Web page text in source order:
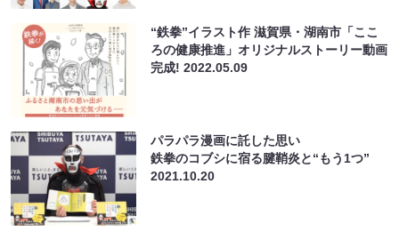
“鉄拳”イラスト作 滋賀県・湖南市「ここ
ろの健康推進」オリジナルストーリー動画
完成!2022.05.09
パラパラ漫画に託した思い
鉄拳のコブシに宿る腱鞘炎と“もう1つ”
2021.10.20